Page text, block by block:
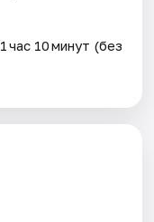
10 минут (без